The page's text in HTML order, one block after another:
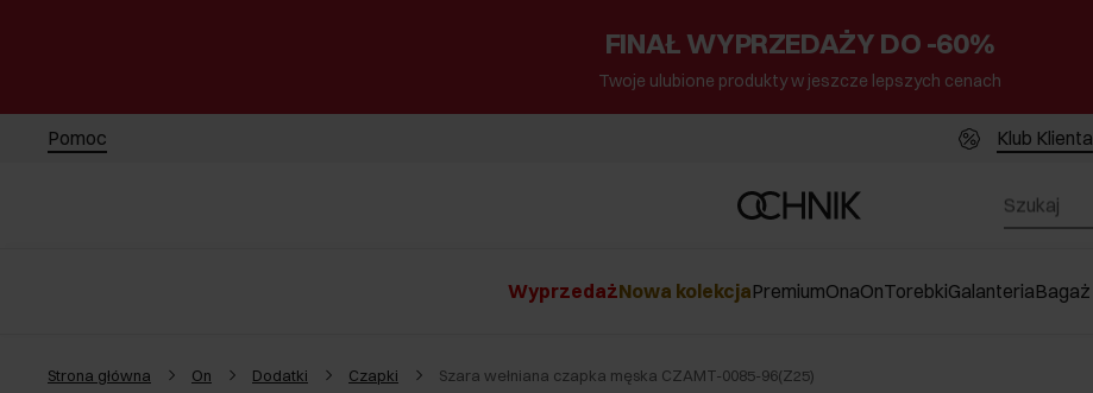
FINAŁ WYPRZEDAŻY DO -60%
Twoje ulubione produkty w jeszcze lepszych cenach
Pomoc Klub Klienta
WyprzedażNowa kolekcjaPremiumOnaOnTorebkiGalanteriaBagaż
Strona główna On Dodatki Czapki Szara wełniana czapka męska CZAMT-0085-96(Z25)